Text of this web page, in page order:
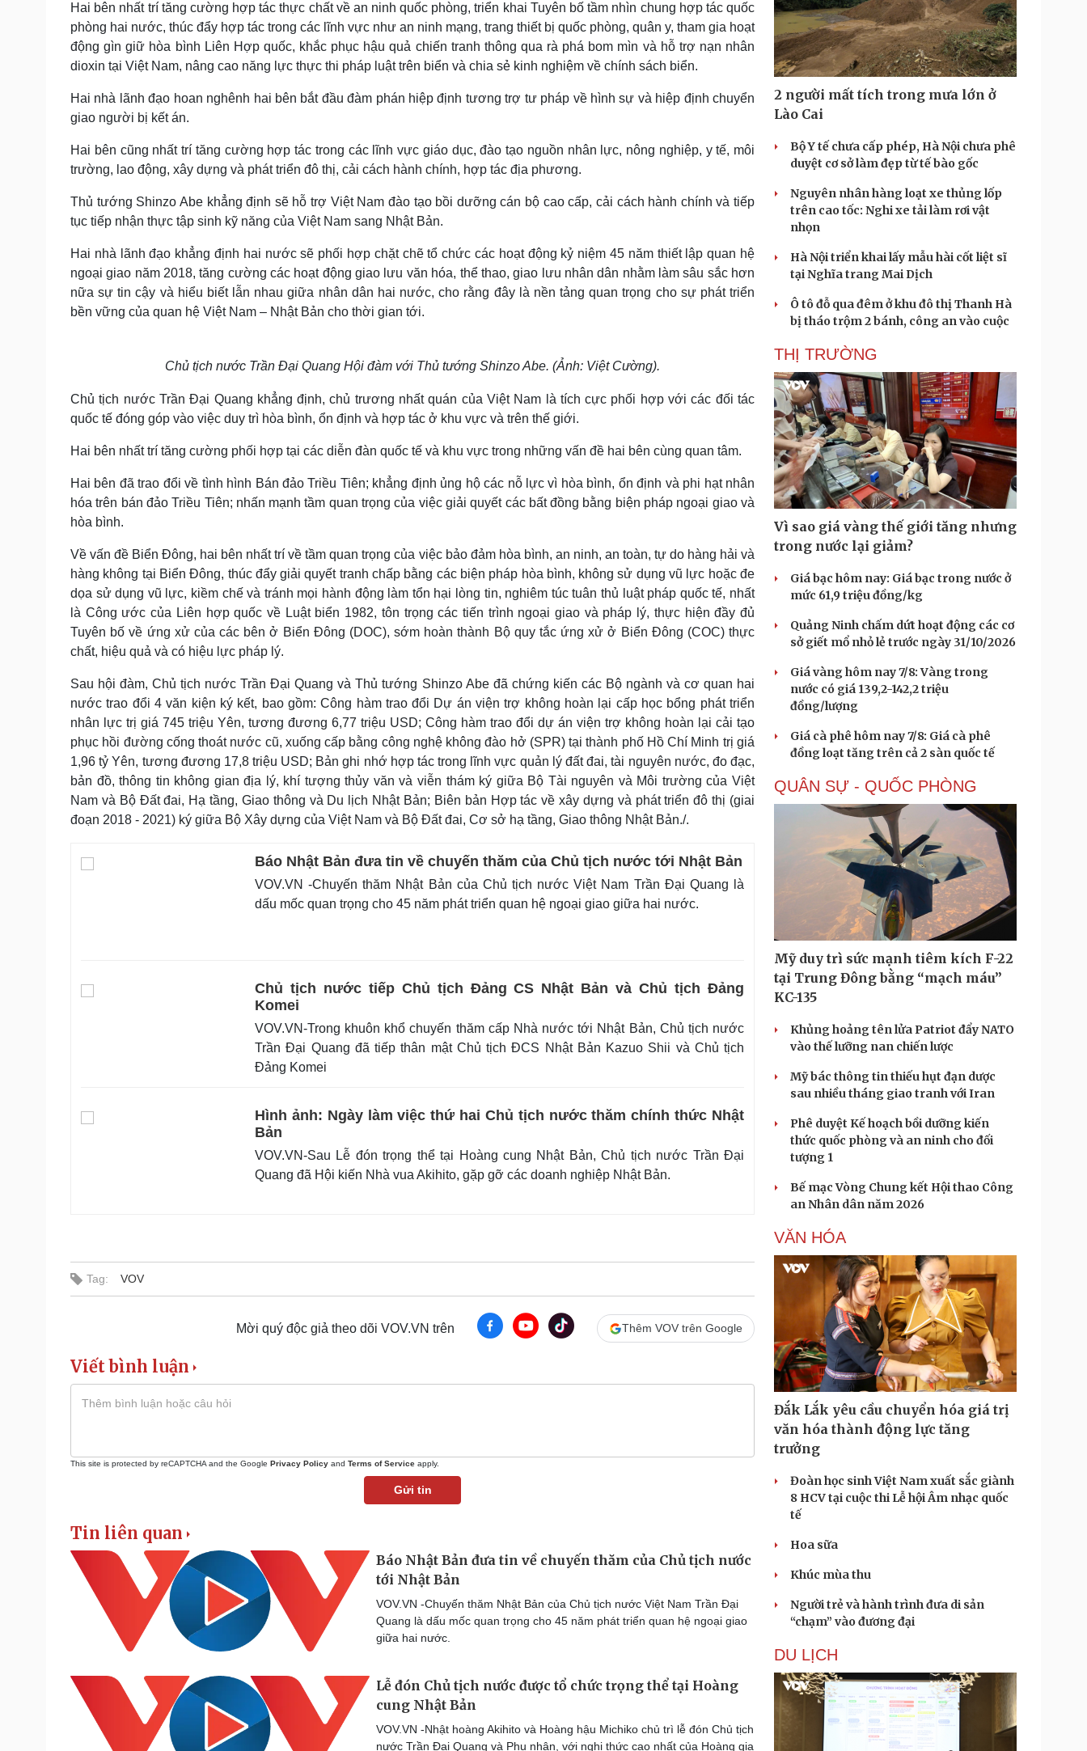
Hai bên nhất trí tăng cường hợp tác thực chất về an ninh quốc phòng, triển khai Tuyên bố tầm nhìn chung hợp tác quốc
phòng hai nước, thúc đẩy hợp tác trong các lĩnh vực như an ninh mạng, trang thiết bị quốc phòng, quân y, tham gia hoạt
động gìn giữ hòa bình Liên Hợp quốc, khắc phục hậu quả chiến tranh thông qua rà phá bom mìn và hỗ trợ nạn nhân
dioxin tại Việt Nam, nâng cao năng lực thực thi pháp luật trên biển và chia sẻ kinh nghiệm về chính sách biển.
Hai nhà lãnh đạo hoan nghênh hai bên bắt đầu đàm phán hiệp định tương trợ tư pháp về hình sự và hiệp định chuyển
giao người bị kết án.
Hai bên cũng nhất trí tăng cường hợp tác trong các lĩnh vực giáo dục, đào tạo nguồn nhân lực, nông nghiệp, y tế, môi
trường, lao động, xây dựng và phát triển đô thị, cải cách hành chính, hợp tác địa phương.
Thủ tướng Shinzo Abe khẳng định sẽ hỗ trợ Việt Nam đào tạo bồi dưỡng cán bộ cao cấp, cải cách hành chính và tiếp
tục tiếp nhận thực tập sinh kỹ năng của Việt Nam sang Nhật Bản.
Hai nhà lãnh đạo khẳng định hai nước sẽ phối hợp chặt chẽ tổ chức các hoạt động kỷ niệm 45 năm thiết lập quan hệ
ngoại giao năm 2018, tăng cường các hoạt động giao lưu văn hóa, thể thao, giao lưu nhân dân nhằm làm sâu sắc hơn
nữa sự tin cậy và hiểu biết lẫn nhau giữa nhân dân hai nước, cho rằng đây là nền tảng quan trọng cho sự phát triển
bền vững của quan hệ Việt Nam – Nhật Bản cho thời gian tới.
Chủ tịch nước Trần Đại Quang Hội đàm với Thủ tướng Shinzo Abe. (Ảnh: Việt Cường).
Chủ tịch nước Trần Đại Quang khẳng định, chủ trương nhất quán của Việt Nam là tích cực phối hợp với các đối tác
quốc tế đóng góp vào việc duy trì hòa bình, ổn định và hợp tác ở khu vực và trên thế giới.
Hai bên nhất trí tăng cường phối hợp tại các diễn đàn quốc tế và khu vực trong những vấn đề hai bên cùng quan tâm.
Hai bên đã trao đổi về tình hình Bán đảo Triều Tiên; khẳng định ủng hộ các nỗ lực vì hòa bình, ổn định và phi hạt nhân
hóa trên bán đảo Triều Tiên; nhấn mạnh tầm quan trọng của việc giải quyết các bất đồng bằng biện pháp ngoại giao và
hòa bình.
Về vấn đề Biển Đông, hai bên nhất trí về tầm quan trọng của việc bảo đảm hòa bình, an ninh, an toàn, tự do hàng hải và
hàng không tại Biển Đông, thúc đẩy giải quyết tranh chấp bằng các biện pháp hòa bình, không sử dụng vũ lực hoặc đe
dọa sử dụng vũ lực, kiềm chế và tránh mọi hành động làm tổn hại lòng tin, nghiêm túc tuân thủ luật pháp quốc tế, nhất
là Công ước của Liên hợp quốc về Luật biển 1982, tôn trọng các tiến trình ngoại giao và pháp lý, thực hiện đầy đủ
Tuyên bố về ứng xử của các bên ở Biển Đông (DOC), sớm hoàn thành Bộ quy tắc ứng xử ở Biển Đông (COC) thực
chất, hiệu quả và có hiệu lực pháp lý.
Sau hội đàm, Chủ tịch nước Trần Đại Quang và Thủ tướng Shinzo Abe đã chứng kiến các Bộ ngành và cơ quan hai
nước trao đổi 4 văn kiện ký kết, bao gồm: Công hàm trao đổi Dự án viện trợ không hoàn lại cấp học bổng phát triển
nhân lực trị giá 745 triệu Yên, tương đương 6,77 triệu USD; Công hàm trao đổi dự án viện trợ không hoàn lại cải tạo
phục hồi đường cống thoát nước cũ, xuống cấp bằng công nghệ không đào hở (SPR) tại thành phố Hồ Chí Minh trị giá
1,96 tỷ Yên, tương đương 17,8 triệu USD; Bản ghi nhớ hợp tác trong lĩnh vực quản lý đất đai, tài nguyên nước, đo đạc,
bản đồ, thông tin không gian địa lý, khí tượng thủy văn và viễn thám ký giữa Bộ Tài nguyên và Môi trường của Việt
Nam và Bộ Đất đai, Hạ tầng, Giao thông và Du lịch Nhật Bản; Biên bản Hợp tác về xây dựng và phát triển đô thị (giai
đoạn 2018 - 2021) ký giữa Bộ Xây dựng của Việt Nam và Bộ Đất đai, Cơ sở hạ tầng, Giao thông Nhật Bản./.
Báo Nhật Bản đưa tin về chuyến thăm của Chủ tịch nước tới Nhật Bản
VOV.VN -Chuyến thăm Nhật Bản của Chủ tịch nước Việt Nam Trần Đại Quang là
dấu mốc quan trọng cho 45 năm phát triển quan hệ ngoại giao giữa hai nước.
Chủ tịch nước tiếp Chủ tịch Đảng CS Nhật Bản và Chủ tịch Đảng
Komei
VOV.VN-Trong khuôn khổ chuyến thăm cấp Nhà nước tới Nhật Bản, Chủ tịch nước
Trần Đại Quang đã tiếp thân mật Chủ tịch ĐCS Nhật Bản Kazuo Shii và Chủ tịch
Đảng Komei
Hình ảnh: Ngày làm việc thứ hai Chủ tịch nước thăm chính thức Nhật
Bản
VOV.VN-Sau Lễ đón trọng thể tại Hoàng cung Nhật Bản, Chủ tịch nước Trần Đại
Quang đã Hội kiến Nhà vua Akihito, gặp gỡ các doanh nghiệp Nhật Bản.
Tag: VOV
Mời quý độc giả theo dõi VOV.VN trên Thêm VOV trên Google
Viết bình luận
This site is protected by reCAPTCHA and the Google Privacy Policy and Terms of Service apply.
Gửi tin
Tin liên quan
Báo Nhật Bản đưa tin về chuyến thăm của Chủ tịch nước
tới Nhật Bản
VOV.VN -Chuyến thăm Nhật Bản của Chủ tịch nước Việt Nam Trần Đại
Quang là dấu mốc quan trọng cho 45 năm phát triển quan hệ ngoại giao
giữa hai nước.
Lễ đón Chủ tịch nước được tổ chức trọng thể tại Hoàng
cung Nhật Bản
VOV.VN -Nhật hoàng Akihito và Hoàng hậu Michiko chủ trì lễ đón Chủ tịch
nước Trần Đại Quang và Phu nhân, với nghi thức cao nhất của Hoàng gia
2 người mất tích trong mưa lớn ở
Lào Cai
Bộ Y tế chưa cấp phép, Hà Nội chưa phê
duyệt cơ sở làm đẹp từ tế bào gốc
Nguyên nhân hàng loạt xe thủng lốp
trên cao tốc: Nghi xe tải làm rơi vật
nhọn
Hà Nội triển khai lấy mẫu hài cốt liệt sĩ
tại Nghĩa trang Mai Dịch
Ô tô đỗ qua đêm ở khu đô thị Thanh Hà
bị tháo trộm 2 bánh, công an vào cuộc
THỊ TRƯỜNG
Vì sao giá vàng thế giới tăng nhưng
trong nước lại giảm?
Giá bạc hôm nay: Giá bạc trong nước ở
mức 61,9 triệu đồng/kg
Quảng Ninh chấm dứt hoạt động các cơ
sở giết mổ nhỏ lẻ trước ngày 31/10/2026
Giá vàng hôm nay 7/8: Vàng trong
nước có giá 139,2-142,2 triệu
đồng/lượng
Giá cà phê hôm nay 7/8: Giá cà phê
đồng loạt tăng trên cả 2 sàn quốc tế
QUÂN SỰ - QUỐC PHÒNG
Mỹ duy trì sức mạnh tiêm kích F-22
tại Trung Đông bằng “mạch máu”
KC-135
Khủng hoảng tên lửa Patriot đẩy NATO
vào thế lưỡng nan chiến lược
Mỹ bác thông tin thiếu hụt đạn dược
sau nhiều tháng giao tranh với Iran
Phê duyệt Kế hoạch bồi dưỡng kiến
thức quốc phòng và an ninh cho đối
tượng 1
Bế mạc Vòng Chung kết Hội thao Công
an Nhân dân năm 2026
VĂN HÓA
Đắk Lắk yêu cầu chuyển hóa giá trị
văn hóa thành động lực tăng
trưởng
Đoàn học sinh Việt Nam xuất sắc giành
8 HCV tại cuộc thi Lễ hội Âm nhạc quốc
tế
Hoa sữa
Khúc mùa thu
Người trẻ và hành trình đưa di sản
“chạm” vào đương đại
DU LỊCH